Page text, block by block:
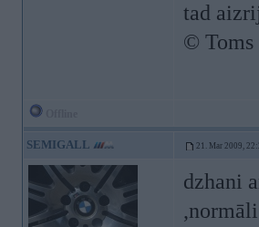
tad
© Toms
SEMIGALL 21. Mar 2009,
dzhani